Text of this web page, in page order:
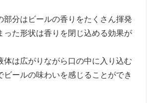
部分はビールの香りをたくさん揮発
った形状は香りを閉じ込める効果が
体は広がりながら口の中に入り込む
ビールの味わいを感じることができ